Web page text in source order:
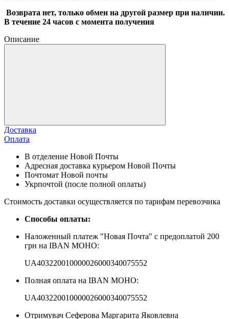
Возврата нет, только обмен на другой размер при наличии.
В течение 24 часов с момента получения
Описание
Доставка
Оплата
В отделение Новой Почты
Адресная доставка курьером Новой Почты
Почтомат Новой почты
Укрпочтой (после полной оплаты)
Стоимость доставки осуществляется по тарифам перевозчика
Способы оплаты:
Наложенный платеж "Новая Почта" с предоплатой 200
грн на IBAN МОНО:
UA403220010000026000340075552
Полная оплата на IBAN МОНО:
UA403220010000026000340075552
Отримувач Сеферова Маргарита Яковлевна